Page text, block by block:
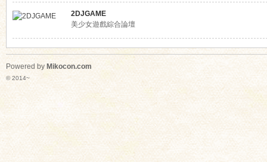
2DJGAME
美少女遊戲綜合論壇
Powered by Mikocon.com
© 2014~